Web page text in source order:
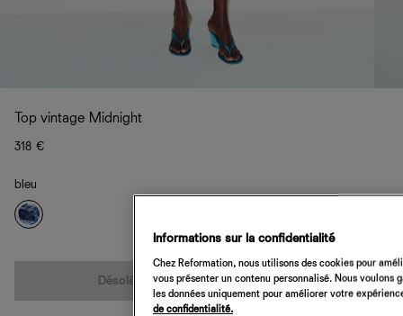
Top vintage Midnight
318 €
bleu
Désolé, cet article n’est pas disponible
Informations sur la confidentialité
Chez Reformation, nous utilisons des cookies pour
vous présenter un contenu personnalisé. Nous
les données uniquement pour améliorer votre
de confidentialité.